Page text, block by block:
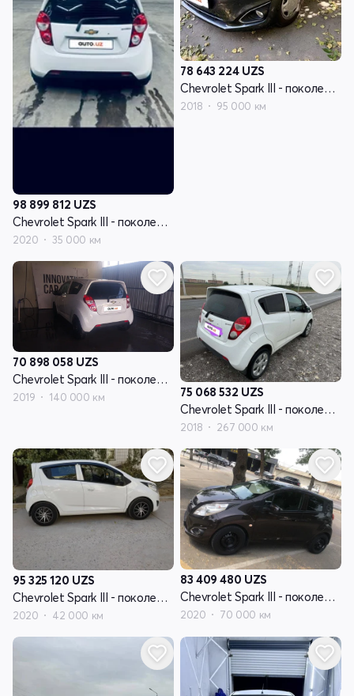
98 899 812 UZS
Chevrolet Spark III - поколение
2020 35 000 км
78 643 224 UZS
Chevrolet Spark III - поколение
2018 95 000 км
70 898 058 UZS
Chevrolet Spark III - поколение
2019 140 000 км 75 068 532 UZS
Chevrolet Spark III - поколение
2018 267 000 км
95 325 120 UZS
Chevrolet Spark III - поколение
2020 42 000 км
83 409 480 UZS
Chevrolet Spark III - поколение
2020 70 000 км